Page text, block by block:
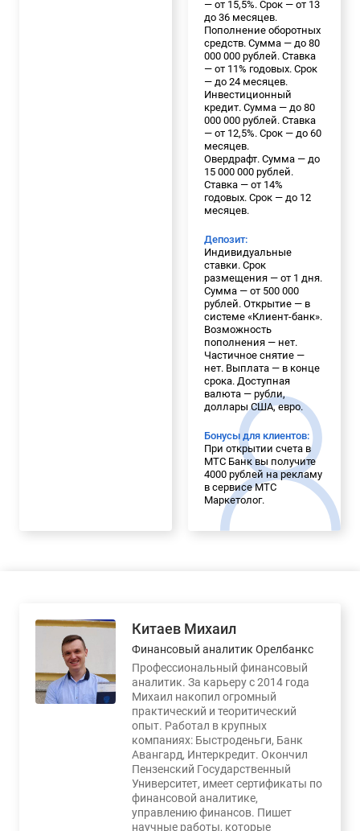
— от 15,5%. Срок — от 13
до 36 месяцев.
Пополнение оборотных
средств. Сумма — до 80
000 000 рублей. Ставка
— от 11% годовых. Срок
— до 24 месяцев.
Инвестиционный
кредит. Сумма — до 80
000 000 рублей. Ставка
— от 12,5%. Срок — до 60
месяцев.
Овердрафт. Сумма — до
15 000 000 рублей.
Ставка — от 14%
годовых. Срок — до 12
месяцев.
Депозит:
Индивидуальные
ставки. Срок
размещения — от 1 дня.
Сумма — от 500 000
рублей. Открытие — в
системе «Клиент-банк».
Возможность
пополнения — нет.
Частичное снятие —
нет. Выплата — в конце
срока. Доступная
валюта — рубли,
доллары США, евро.
Бонусы для клиентов:
При открытии счета в
МТС Банк вы получите
4000 рублей на рекламу
в сервисе МТС
Маркетолог.
Китаев Михаил
Финансовый аналитик Орелбанкс
Профессиональный финансовый
аналитик. За карьеру с 2014 года
Михаил накопил огромный
практический и теоритический
опыт. Работал в крупных
компаниях: Быстроденьги, Банк
Авангард, Интеркредит. Окончил
Пензенский Государственный
Университет, имеет сертификаты по
финансовой аналитике,
управлению финансов. Пишет
научные работы, которые